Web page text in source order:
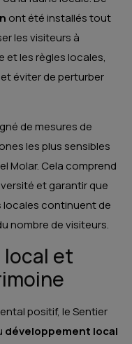
ont été installés tout
les visiteurs à
et les règles locales,
éviter de perturber
de mesures de
les plus sensibles
Molar. Cela comprend
et garantir que
locales continuent de
nombre de visiteurs.
local et
positif, le Sentier
développement local